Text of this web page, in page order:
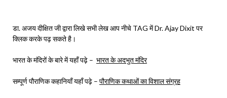
डा. अजय दीक्षित जी द्वारा लिखे सभी लेख आप नीचे TAG में Dr. Ajay Dixit पर
क्लिक करके पढ़ सकते है।
भारत के मंदिरों के बारे में यहाँ पढ़े – भारत के अदभुत मंदिर
सम्पूर्ण पौराणिक कहानियाँ यहाँ पढ़े – पौराणिक कथाओं का विशाल संग्रह